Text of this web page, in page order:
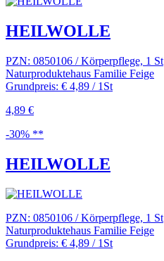
HEILWOLLE
PZN: 0850106 / Körperpflege, 1 St
Naturproduktehaus Familie Feige
Grundpreis: € 4,89 / 1St
4,89 €
-30% **
HEILWOLLE
PZN: 0850106 / Körperpflege, 1 St
Naturproduktehaus Familie Feige
Grundpreis: € 4,89 / 1St